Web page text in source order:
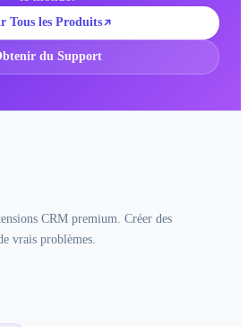
Tous les Produits
du Support
CRM premium. Créer des
vrais problèmes.